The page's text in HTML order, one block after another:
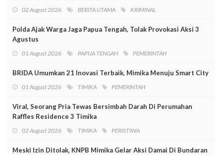
02 August 2026 BERITA UTAMA KRIMINAL
Polda Ajak Warga Jaga Papua Tengah, Tolak Provokasi Aksi 3
Agustus
01 August 2026 PAPUA TENGAH PEMERINTAH
BRIDA Umumkan 21 Inovasi Terbaik, Mimika Menuju Smart City
01 August 2026 TIMIKA PEMERINTAH
Viral, Seorang Pria Tewas Bersimbah Darah Di Perumahan
Raffles Residence 3 Timika
02 August 2026 TIMIKA PERISTIWA
Meski Izin Ditolak, KNPB Mimika Gelar Aksi Damai Di Bundaran